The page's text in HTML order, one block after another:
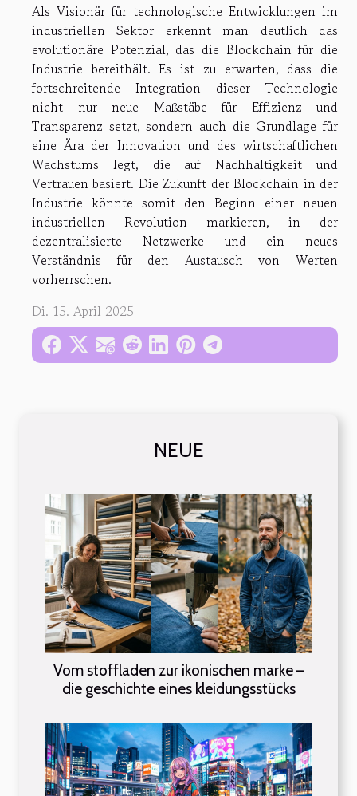
NEUE
Vom stoffladen zur ikonischen marke –
die geschichte eines kleidungsstücks
Als Visionär für technologische Entwicklungen im
industriellen Sektor erkennt man deutlich das
evolutionäre Potenzial, das die Blockchain für die
Industrie bereithält. Es ist zu erwarten, dass die
fortschreitende Integration dieser Technologie
nicht nur neue Maßstäbe für Effizienz und
Transparenz setzt, sondern auch die Grundlage für
eine Ära der Innovation und des wirtschaftlichen
Wachstums legt, die auf Nachhaltigkeit und
Vertrauen basiert. Die Zukunft der Blockchain in der
Industrie könnte somit den Beginn einer neuen
industriellen Revolution markieren, in der
dezentralisierte Netzwerke und ein neues
Verständnis für den Austausch von Werten
vorherrschen.
Di. 15. April 2025